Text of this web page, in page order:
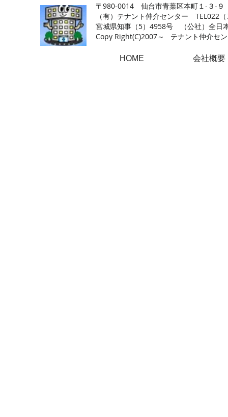
〒980-0014 仙台市青葉区本町１-３-９
（有）テナント仲介センター TEL022
宮城県知事（5）4958号 （公社）全日
Copy Right(C)2007～ テナント仲介セ
HOME 会社概要